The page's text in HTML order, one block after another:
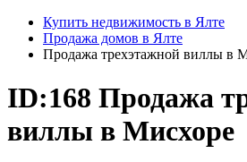
Купить недвижимость в Ялте
Продажа домов в Ялте
Продажа трехэтажной виллы в
ID:168 Продажа
виллы в Мисхоре